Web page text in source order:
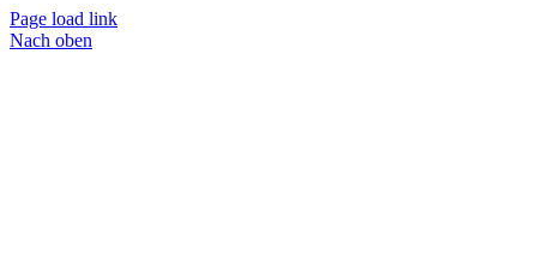
Page load link
Nach oben